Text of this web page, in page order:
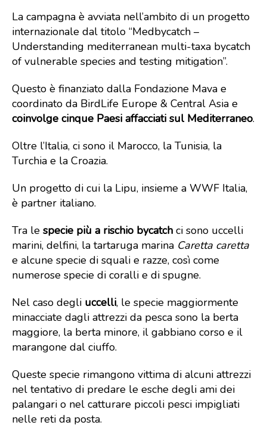
La campagna è avviata nell’ambito di un progetto
internazionale dal titolo “Medbycatch –
Understanding mediterranean multi-taxa bycatch
of vulnerable species and testing mitigation”.
Questo è finanziato dalla Fondazione Mava e
coordinato da BirdLife Europe & Central Asia e
coinvolge cinque Paesi affacciati sul Mediterraneo.
Oltre l’Italia, ci sono il Marocco, la Tunisia, la
Turchia e la Croazia.
Un progetto di cui la Lipu, insieme a WWF Italia,
è partner italiano.
Tra le specie più a rischio bycatch ci sono uccelli
marini, delfini, la tartaruga marina Caretta caretta
e alcune specie di squali e razze, così come
numerose specie di coralli e di spugne.
Nel caso degli uccelli, le specie maggiormente
minacciate dagli attrezzi da pesca sono la berta
maggiore, la berta minore, il gabbiano corso e il
marangone dal ciuffo.
Queste specie rimangono vittima di alcuni attrezzi
nel tentativo di predare le esche degli ami dei
palangari o nel catturare piccoli pesci impigliati
nelle reti da posta.